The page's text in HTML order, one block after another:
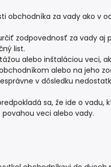
za vady ako v
zodpovednosť za vady aj
list.
alebo inštaláciou veci, ak
alebo na jeho
v dôsledku
sa, že ide o vadu,
veci alebo vady.